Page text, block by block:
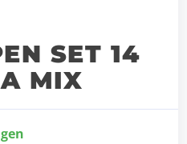
SET 14
MIX